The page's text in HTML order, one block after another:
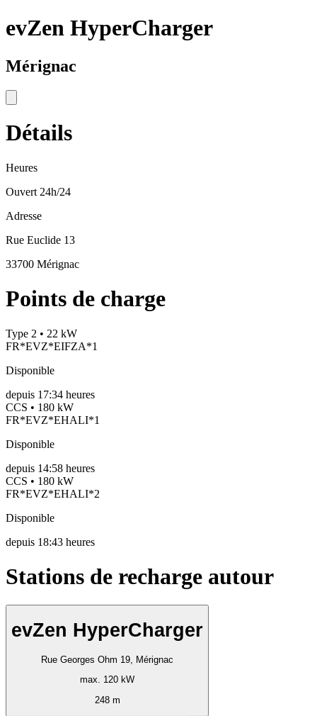
evZen HyperCharger
Mérignac
Détails
Heures
Ouvert 24h/24
Adresse
Rue Euclide 13
33700 Mérignac
Points de charge
Type 2 • 22 kW
FR*EVZ*EIFZA*1
Disponible
depuis 17:34 heures
CCS • 180 kW
FR*EVZ*EHALI*1
Disponible
depuis 14:58 heures
CCS • 180 kW
FR*EVZ*EHALI*2
Disponible
depuis 18:43 heures
Stations de recharge autour
evZen HyperCharger
Rue Georges Ohm 19, Mérignac
max. 120 kW
248 m